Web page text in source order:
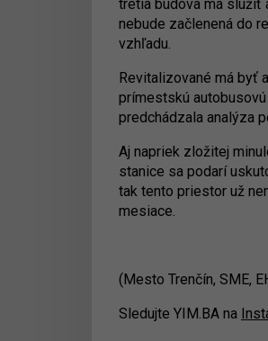
tretia budova má slúžiť
nebude začlenená do
vzhľadu.
Revitalizované má byť
prímestskú
predchádzala analýza
Aj napriek zložitej
stanice sa podarí
tak tento priestor už
mesiace.
(Mesto Trenčín, SME,
Sledujte YIM.BA na